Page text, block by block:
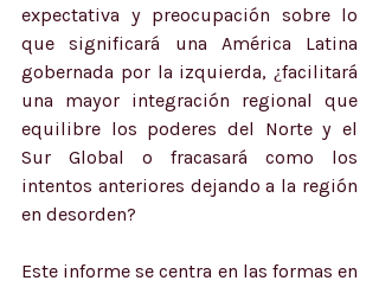
expectativa y preocupación sobre lo
que significará una América Latina
gobernada por la izquierda, ¿facilitará
una mayor integración regional que
equilibre los poderes del Norte y el
Sur Global o fracasará como los
intentos anteriores dejando a la región
en desorden?
Este informe se centra en las formas en